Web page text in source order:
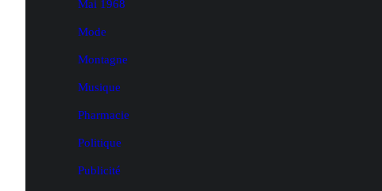
Mai 1968
Mode
Montagne
Musique
Pharmacie
Politique
Publicité